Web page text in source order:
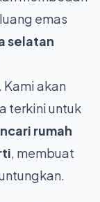
emas
selatan
. Kami akan
terkini untuk
rumah
, membuat